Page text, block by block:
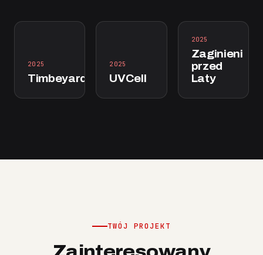
2025
Timbeyard
2025
UVCell
2025
Zaginieni
przed
Laty
TWÓJ PROJEKT